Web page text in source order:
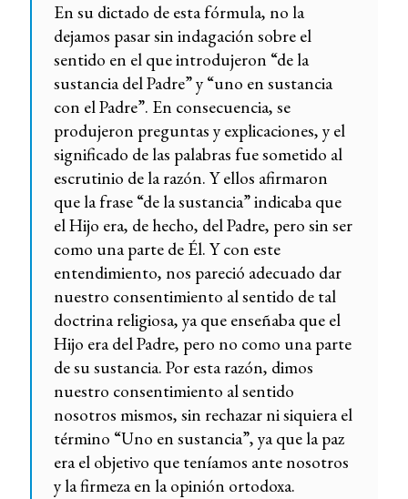
En su dictado de esta fórmula, no la
dejamos pasar sin indagación sobre el
sentido en el que introdujeron “de la
sustancia del Padre” y “uno en sustancia
con el Padre”. En consecuencia, se
produjeron preguntas y explicaciones, y el
significado de las palabras fue sometido al
escrutinio de la razón. Y ellos afirmaron
que la frase “de la sustancia” indicaba que
el Hijo era, de hecho, del Padre, pero sin ser
como una parte de Él. Y con este
entendimiento, nos pareció adecuado dar
nuestro consentimiento al sentido de tal
doctrina religiosa, ya que enseñaba que el
Hijo era del Padre, pero no como una parte
de su sustancia. Por esta razón, dimos
nuestro consentimiento al sentido
nosotros mismos, sin rechazar ni siquiera el
término “Uno en sustancia”, ya que la paz
era el objetivo que teníamos ante nosotros
y la firmeza en la opinión ortodoxa.